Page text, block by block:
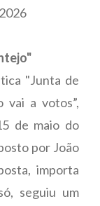
"Junta de
vai a votos”,
de maio do
por João
importa
seguiu um